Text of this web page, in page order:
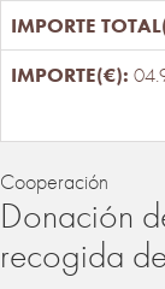
Cooperación
Donación
recogida